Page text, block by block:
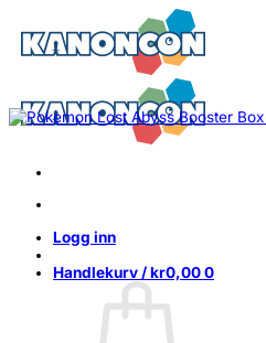
content
Logg inn
Handlekurv /kr0,000